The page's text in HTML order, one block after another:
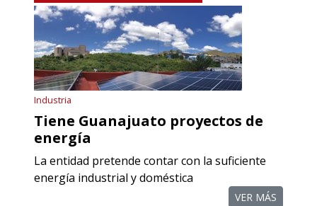
Aplicar al Requerimiento
Empresa en Querétaro
Requiere:
REFACCIONES PARA
MAQUINARIA INDUSTRIAL
Especificaciones:
Requisitos: Otorgar condiciones de
Industria
Tiene Guanajuato proyectos de
energía
La entidad pretende contar con la suficiente
energía industrial y doméstica
VER MÁS